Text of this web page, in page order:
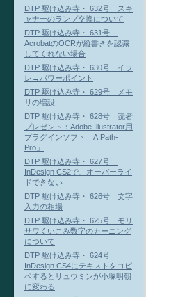
DTP 駆け込み寺・ 632号 スキ
ャナーのランプ交換について
DTP 駆け込み寺・ 631号
AcrobatのOCRが縦書きを認識
してくれない場合
DTP 駆け込み寺・ 630号 イラ
レ→パワーポイント
DTP 駆け込み寺・ 629号 メモ
リの増設
DTP 駆け込み寺・ 628号 読者
プレゼント：Adobe Illustrator用
プラグインソフト「AIPath-
Pro」
DTP 駆け込み寺・ 627号
InDesign CS2で、オーバーライ
ドできない
DTP 駆け込み寺・ 626号 文字
入力の相場
DTP 駆け込み寺・ 625号 モリ
サワくいこみ数字のカーニング
について
DTP 駆け込み寺・ 624号
InDesign CS4にテキストをコピ
ペするとリュウミンが小塚明朝
に変わる